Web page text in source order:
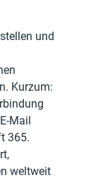
und
Kurzum:
Mail
365.
weltweit